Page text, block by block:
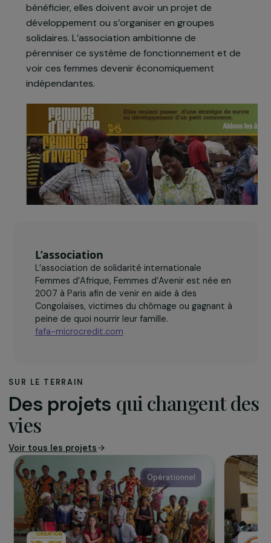
soutien à l’association qui souhaite dans un
premier temps attribuer 101 crédits à des
femmes sélectionnées par l’UAFM et qui
recevront des prêts de 80 à 350 euros avec des
durées de remboursement de 3 à 6 mois. Pour en
développement ou s’organiser en groupes
solidaires. L’association ambitionne de
pérenniser ce système de fonctionnement et de
voir ces femmes devenir économiquement
indépendantes.
L’association de solidarité internationale
Femmes d’Afrique, Femmes d’Avenir est née en
2007 à Paris afin de venir en aide à des
Congolaises, victimes du chômage ou gagnant à
peine de quoi nourrir leur famille.
fafa-microcredit.com
SUR LE TERRAIN